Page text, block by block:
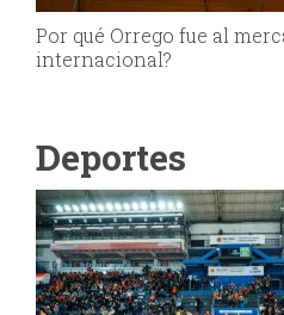
Por qué Orrego fue al
internacional?
Deportes